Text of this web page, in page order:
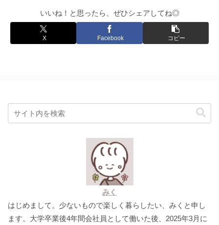
いいね！と思ったら、ぜひシェアしてね◎
X Facebook コピー
みく
はじめまして。少ないもので楽しく暮らしたい、みくと申し
ます。大学卒業後4年間会社員として働いた後、2025年3月に